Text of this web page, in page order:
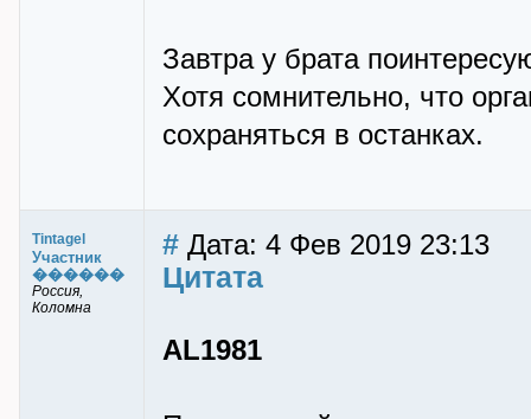
Завтра у брата
Хотя сомнительно, что
сохраняться в останках.
Tintagel
Участник
������
Россия,
Коломна
# Дата: 4 Фев 2019 23:13
Цитата
AL1981